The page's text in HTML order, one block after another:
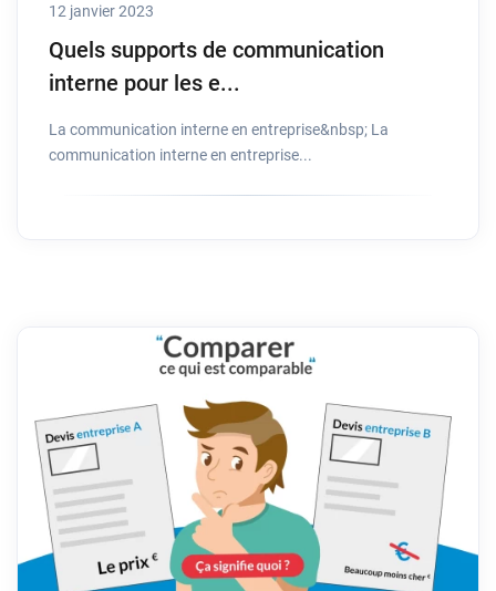
12 janvier 2023
Quels supports de communication
interne pour les e...
La communication interne en entreprise&nbsp; La
communication interne en entreprise...